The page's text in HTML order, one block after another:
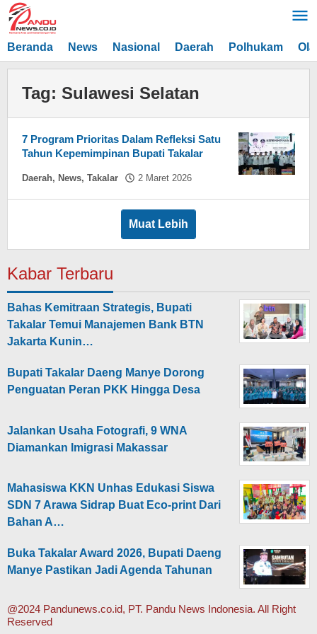
Lewati
ke
konten
Beranda News Nasional Daerah Polhukam
Tag: Sulawesi Selatan
7 Program Prioritas Dalam Refleksi Satu
Tahun Kepemimpinan Bupati Takalar
Daerah, News, Takalar 2 Maret 2026
Muat Lebih
Kabar Terbaru
Bahas Kemitraan Strategis, Bupati
Takalar Temui Manajemen Bank BTN
Jakarta Kunin…
Bupati Takalar Daeng Manye Dorong
Penguatan Peran PKK Hingga Desa
Jalankan Usaha Fotografi, 9 WNA
Diamankan Imigrasi Makassar
Mahasiswa KKN Unhas Edukasi Siswa
SDN 7 Arawa Sidrap Buat Eco-print Dari
Bahan A…
Buka Takalar Award 2026, Bupati Daeng
Manye Pastikan Jadi Agenda Tahunan
@2024 Pandunews.co.id, PT. Pandu News Indonesia. All Right
Reserved